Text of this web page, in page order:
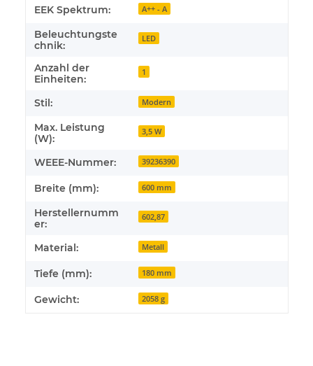
EEK Spektrum: A++ - A
Beleuchtungste
chnik:
LED
Anzahl der
Einheiten:
1
Stil: Modern
Max. Leistung
(W):
3,5 W
WEEE-Nummer: 39236390
Breite (mm): 600 mm
Herstellernumm
er:
602,87
Material: Metall
Tiefe (mm): 180 mm
Gewicht: 2058 g